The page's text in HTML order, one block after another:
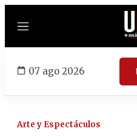
Menú
07 ago 2026
Arte y Espectáculos